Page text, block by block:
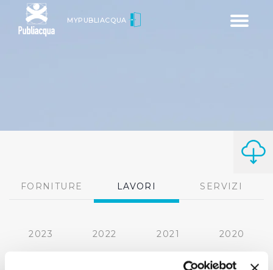
Toggle
MYPUBLIACQUA
FORNITURE LAVORI SERVIZI
2023 2022 2021 2020
2016